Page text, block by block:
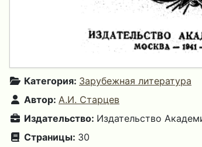
Категория: Зарубежная литература
Автор: А.И. Старцев
Издательство: Издательство
Страницы: 30